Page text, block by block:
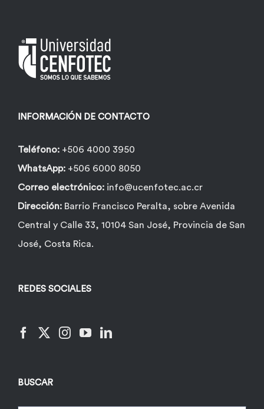
INFORMACIÓN DE CONTACTO
Teléfono: +506 4000 3950
WhatsApp: +506 6000 8050
Correo electrónico: info@ucenfotec.ac.cr
Dirección: Barrio Francisco Peralta, sobre Avenida
Central y Calle 33, 10104 San José, Provincia de San
José, Costa Rica.
REDES SOCIALES
BUSCAR